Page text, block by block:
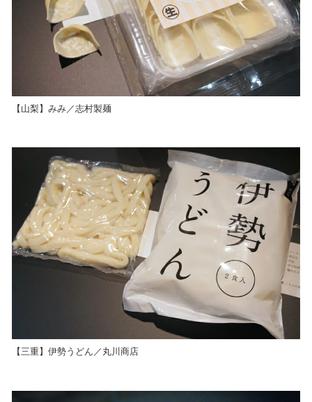
【山梨】みみ／志村製麺
【三重】伊勢うどん／丸川商店